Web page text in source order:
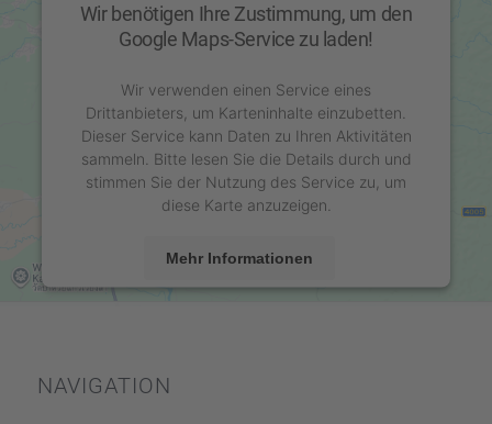
Wir benötigen Ihre Zustimmung, um den
Google Maps-Service zu laden!
Wir verwenden einen Service eines
Drittanbieters, um Karteninhalte einzubetten.
Dieser Service kann Daten zu Ihren Aktivitäten
sammeln. Bitte lesen Sie die Details durch und
stimmen Sie der Nutzung des Service zu, um
diese Karte anzuzeigen.
Mehr Informationen
NAVIGA­TION